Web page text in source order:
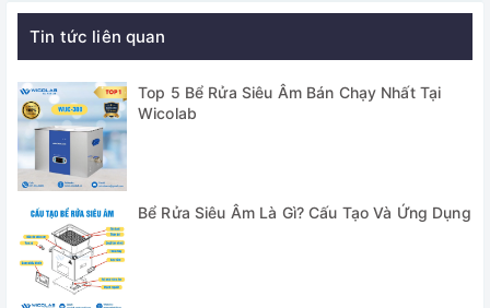
suất cao tuổi thọ lâu dài.
Tin tức liên quan
Top 5 Bể Rửa Siêu Âm Bán Chạy Nhất Tại
Wicolab
Bể Rửa Siêu Âm Là Gì? Cấu Tạo Và Ứng Dụng